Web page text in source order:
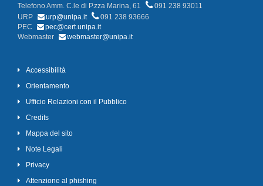
Telefono Amm. C.le di P.zza Marina, 61
091 238 93011
URP
urp@unipa.it
091 238 93666
PEC
pec@cert.unipa.it
Webmaster
webmaster@unipa.it
Accessibilità
Orientamento
Ufficio Relazioni con il Pubblico
Credits
Mappa del sito
Note Legali
Privacy
Attenzione al phishing